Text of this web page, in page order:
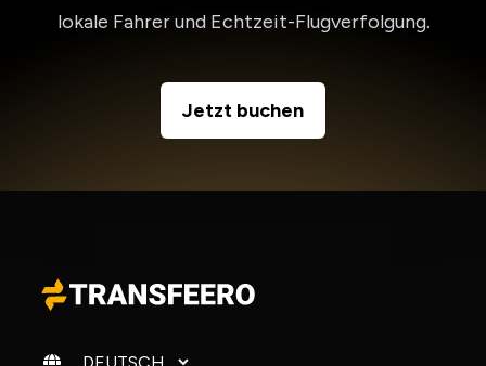
lokale Fahrer und Echtzeit-Flugverfolgung.
Jetzt buchen
Sprache ändern